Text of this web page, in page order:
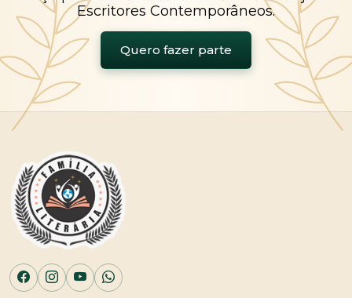
Escritores Contemporâneos.
Quero fazer parte